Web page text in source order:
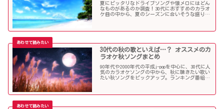
夏にピッタリなドライブソングや懐メロにはどん
なものがあるのか調査！30代におすすめのカラオ
ケ曲の中から、夏のシーズンに合いそうな盛り上
30代の秋の歌といえば…？ オススメのカ
ラオケ秋ソングまとめ
90年代や2000年代の平成j-popを中心に、30代に人
気のカラオケソングの中から、秋に聴きたい歌い
たい秋ソングをピックアップ。ランキング番組で